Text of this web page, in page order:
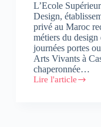
L’Ecole
Design,
privé au Maroc
métiers du design
journées portes
Arts Vivants à
chaperonnée…
Lire l'article
L’Ecole